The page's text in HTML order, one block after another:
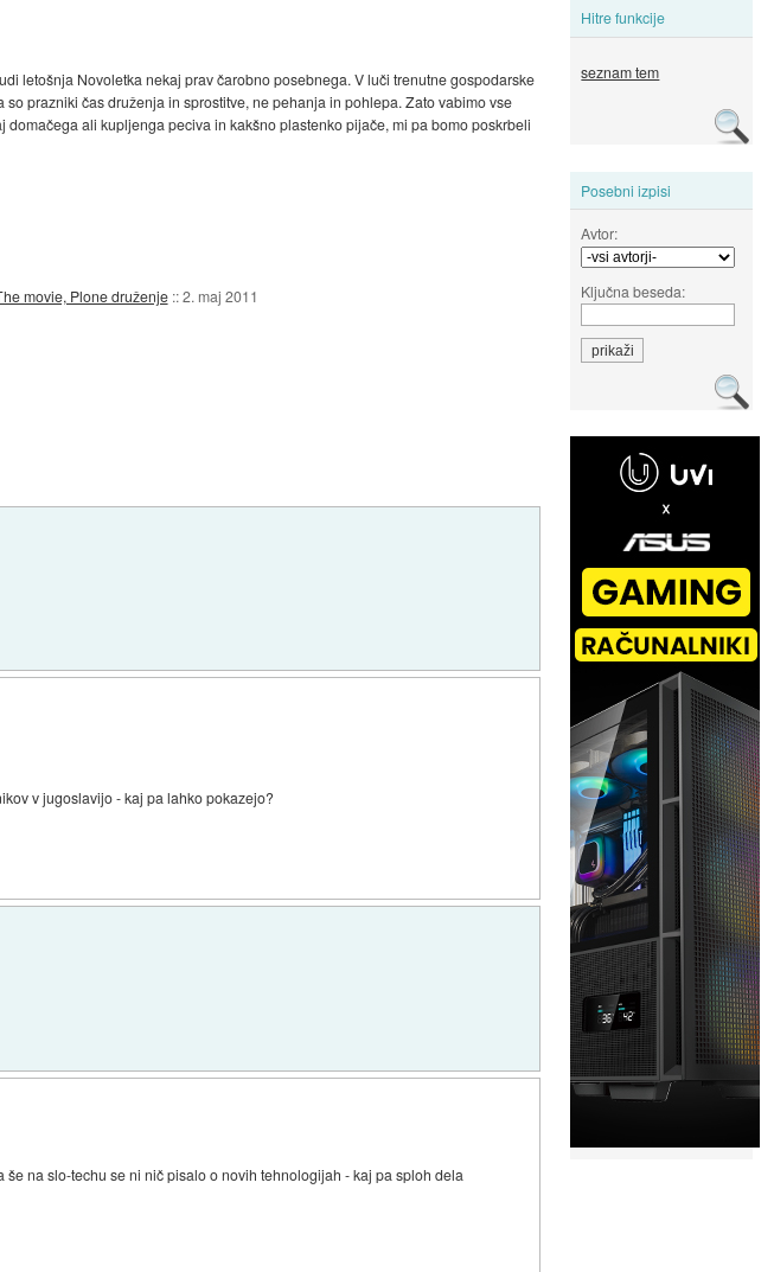
Hitre funkcije
seznam tem
Posebni izpisi
Avtor:
Ključna beseda:
letošnja Novoletka nekaj prav čarobno posebnega. V luči trenutne gospodarske
prazniki čas druženja in sprostitve, ne pehanja in pohlepa. Zato vabimo vse
ali kupljenga peciva in kakšno plastenko pijače, mi pa bomo poskrbeli
movie, Plone druženje ::2. maj 2011
v jugoslavijo - kaj pa lahko pokazejo?
na slo-techu se ni nič pisalo o novih tehnologijah - kaj pa sploh dela